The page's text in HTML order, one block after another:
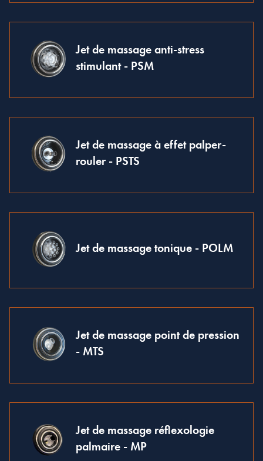
Jet de massage anti-stress
stimulant - PSM
Jet de massage à effet palper-
rouler - PSTS
Jet de massage tonique - POLM
Jet de massage point de pression
- MTS
Jet de massage réflexologie
palmaire - MP